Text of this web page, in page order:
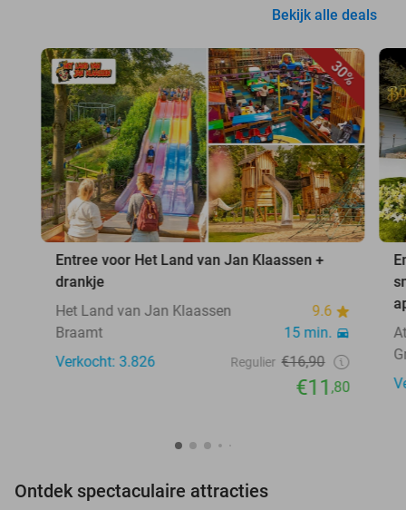
Bekijk alle deals
30%
Entree voor Het Land van Jan Klaassen +
drankje
Het Land van Jan Klaassen
9.6
Braamt
15 min.
Verkocht: 3.826
Regulier €16,90
€11,80
Ontdek spectaculaire attracties